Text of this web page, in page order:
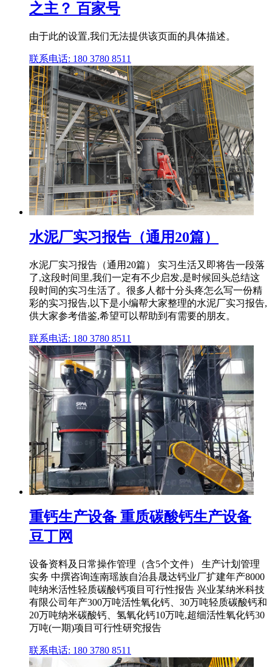
之主？ 百家号
由于此的设置,我们无法提供该页面的具体描述。
联系电话: 180 3780 8511
水泥厂实习报告（通用20篇）
水泥厂实习报告（通用20篇） 实习生活又即将告一段落
了,这段时间里,我们一定有不少启发,是时候回头总结这
段时间的实习生活了。很多人都十分头疼怎么写一份精
彩的实习报告,以下是小编帮大家整理的水泥厂实习报告,
供大家参考借鉴,希望可以帮助到有需要的朋友。
联系电话: 180 3780 8511
重钙生产设备 重质碳酸钙生产设备
豆丁网
设备资料及日常操作管理（含5个文件） 生产计划管理
实务 中撰咨询连南瑶族自治县晟达钙业厂扩建年产8000
吨纳米活性轻质碳酸钙项目可行性报告 兴业某纳米科技
有限公司年产300万吨活性氧化钙、30万吨轻质碳酸钙和
20万吨纳米碳酸钙、氢氧化钙10万吨,超细活性氧化钙30
万吨(一期)项目可行性研究报告
联系电话: 180 3780 8511